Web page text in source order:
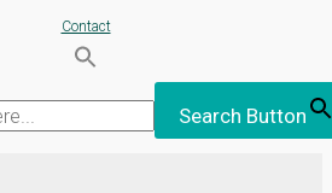
Contact
Search Button